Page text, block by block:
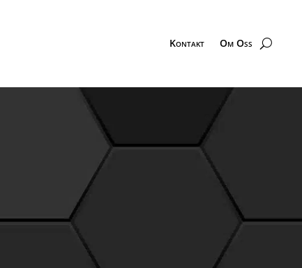
Kontakt Om Oss